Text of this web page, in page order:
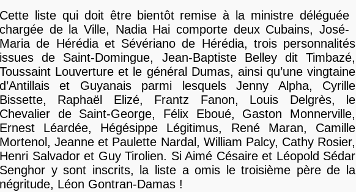
Cette liste qui doit être bientôt remise à la ministre déléguée
chargée de la Ville, Nadia Hai comporte deux Cubains, José-
Maria de Hérédia et Sévériano de Hérédia, trois personnalités
issues de Saint-Domingue, Jean-Baptiste Belley dit Timbazé,
Toussaint Louverture et le général Dumas, ainsi qu’une vingtaine
d’Antillais et Guyanais parmi lesquels Jenny Alpha, Cyrille
Bissette, Raphaël Elizé, Frantz Fanon, Louis Delgrès, le
Chevalier de Saint-George, Félix Eboué, Gaston Monnerville,
Ernest Léardée, Hégésippe Légitimus, René Maran, Camille
Mortenol, Jeanne et Paulette Nardal, William Palcy, Cathy Rosier,
Henri Salvador et Guy Tirolien. Si Aimé Césaire et Léopold Sédar
Senghor y sont inscrits, la liste a omis le troisième père de la
négritude, Léon Gontran-Damas !